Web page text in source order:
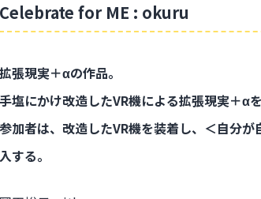
Celebrate for ME : okuru
拡張現実＋αの作品。
手塩にかけ改造したVR機による拡張現実＋α
参加者は、改造したVR機を装着し、＜自分
入する。